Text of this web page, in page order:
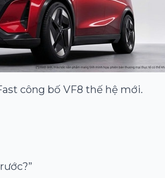
công bố VF8 thế hệ mới.